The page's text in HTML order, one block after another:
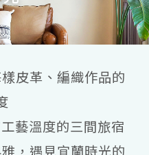
、藺子、 Kamaro’an)
與文化的心意
皮革、編織作品的
藝溫度的三間旅宿
，遇見宜蘭時光的